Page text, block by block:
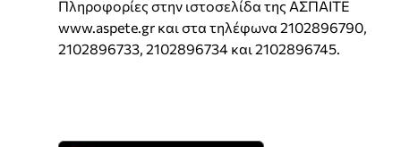
Πληροφορίες στην ιστοσελίδα της ΑΣΠΑΙΤΕ
www.aspete.gr και στα τηλέφωνα 2102896790,
2102896733, 2102896734 και 2102896745.